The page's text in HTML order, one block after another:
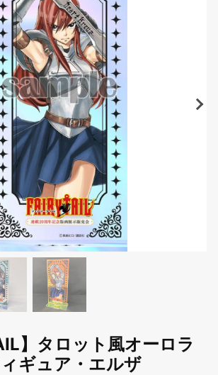
】タロット風オーロラ
ギュア・エルザ